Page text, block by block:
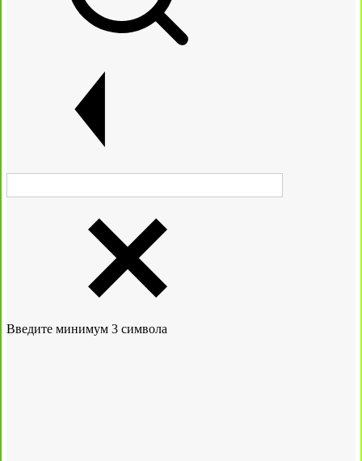
Введите минимум 3 символа